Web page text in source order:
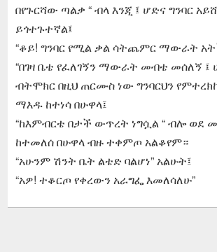
በየጉርሻው ጣልቃ “ ብላ እንጂ ፤ ሆድና ግንባር
ይጎተጉተኛል፤
“ቆይ! ግንባር የሚል ቃል ሳትጨምር ማውራት
“በገዛ ቤቴ የፈለገኝን ማውራት መብቴ መሰለኝ
ብትሞክር በዚህ ጠርሙስ ነው ግንባርህን
ማእዱ ከተነሳ በሁዋላ፤
“ከእምብርቴ በታች ውጥረት ነግሷል “ ብሎ ወደ
ከተመለሰ በሁዋላ ብዙ ተቀምጦ አልቆየም።
“አሁንም ሽንት ቤት ልቴድ ባልሆነ” አልሁት፤
“አዎ! ተቆርጦ የቀረውን አራግፌ እመለሳለሁ”